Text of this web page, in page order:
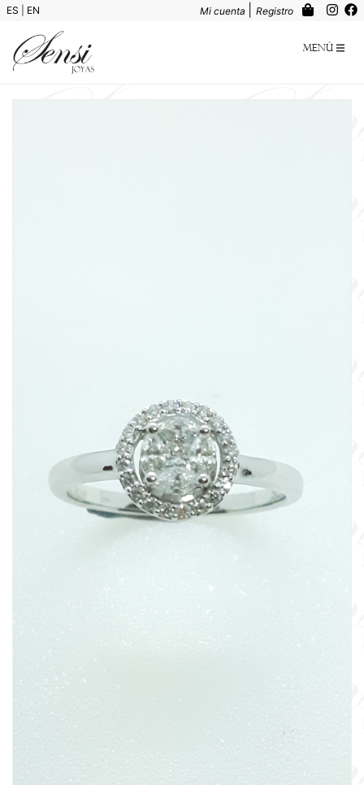
ES EN Mi cuenta Registro
Menú